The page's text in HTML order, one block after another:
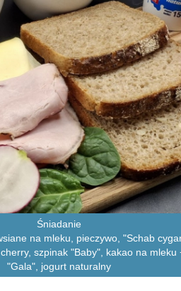
Śniadanie
na mleku, pieczywo, "Schab
szpinak "Baby", kakao na mleku
"Gala", jogurt naturalny